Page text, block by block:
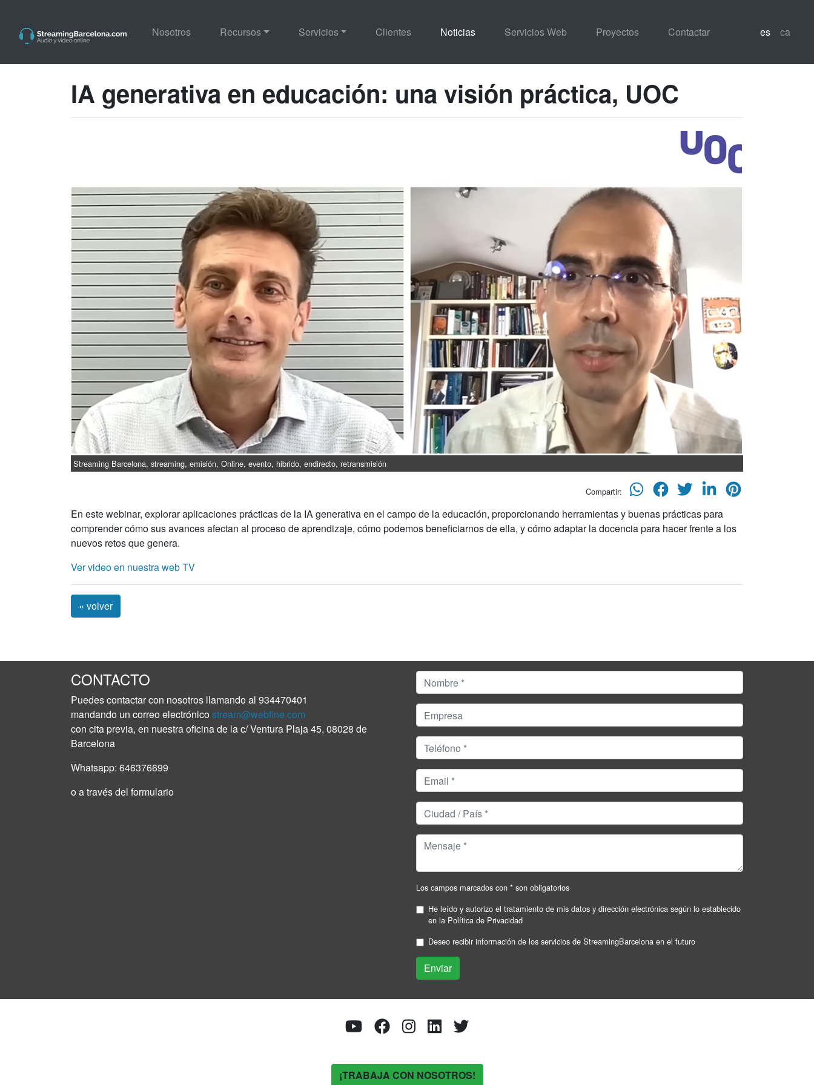
Nosotros Recursos Servicios Clientes Noticias Servicios Web Proyectos Contactar es ca
IA generativa en educación: una visión práctica, UOC
Streaming Barcelona, streaming, emisión, Online, evento, hibrido, endirecto, retransmisión
Compartir:
En este webinar, explorar aplicaciones prácticas de la IA generativa en el campo de la educación, proporcionando herramientas y buenas prácticas para
comprender cómo sus avances afectan al proceso de aprendizaje, cómo podemos beneficiarnos de ella, y cómo adaptar la docencia para hacer frente a los
nuevos retos que genera.
Ver video en nuestra web TV
« volver
CONTACTO
Puedes contactar con nosotros llamando al 934470401
mandando un correo electrónico stream@webfine.com
con cita previa, en nuestra oficina de la c/ Ventura Plaja 45, 08028 de
Barcelona
Whatsapp: 646376699
o a través del formulario
Los campos marcados con * son obligatorios
He leído y autorizo el tratamiento de mis datos y dirección electrónica según lo establecido
en la Política de Privacidad
Deseo recibir información de los servicios de StreamingBarcelona en el futuro
¡TRABAJA CON NOSOTROS!